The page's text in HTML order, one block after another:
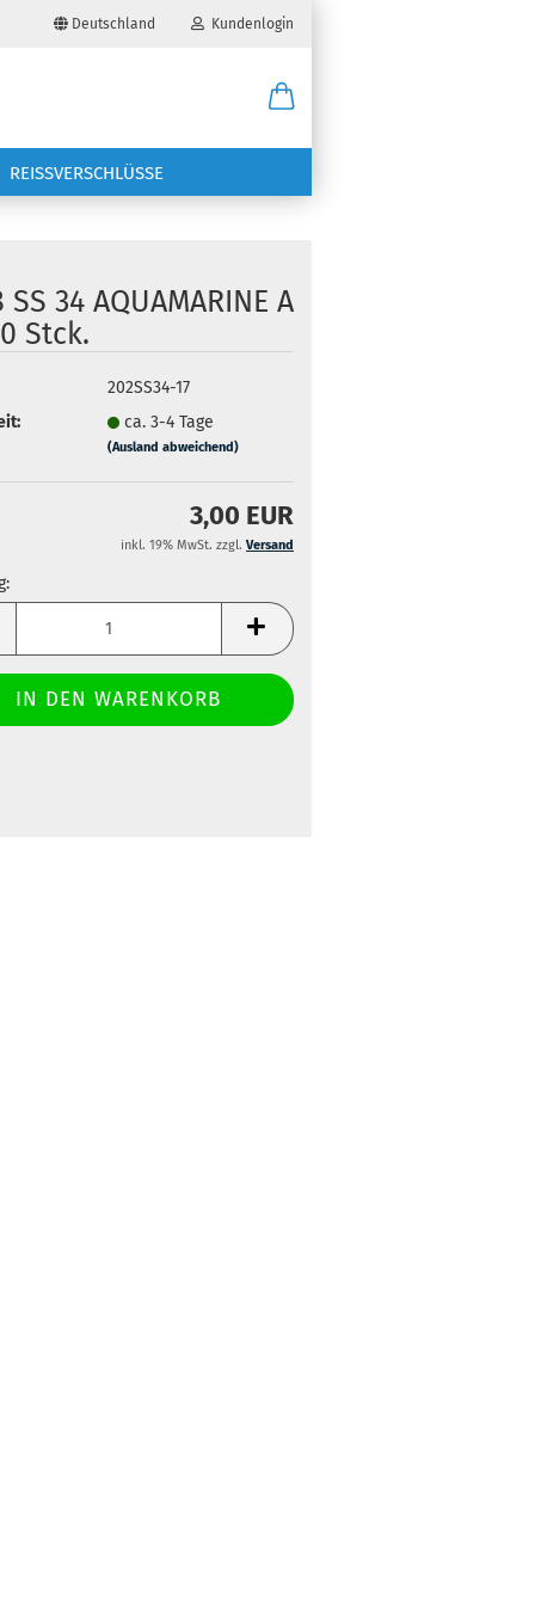
Deutschland Kundenlogin
vergessen?
REISSVERSCHLÜSSE
SS 34 AQUAMARINE A
Stck.
202SS34-17
ca. 3-4 Tage
(Ausland abweichend)
3,00 EUR
inkl. 19% MwSt. zzgl. Versand